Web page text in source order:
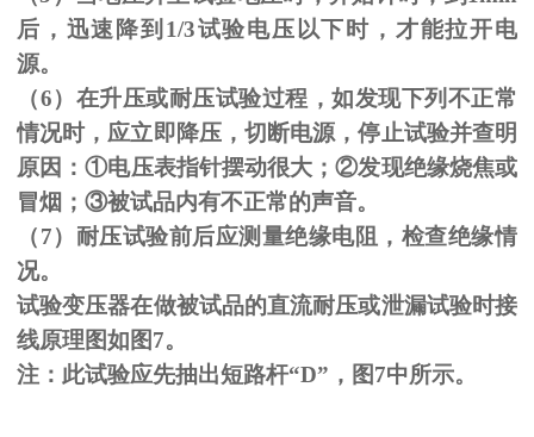
后，迅速降到 1/3试验电压以下时，才能拉开电
源。
（6）在升压或耐压试验过程，如发现下列不正常
情况时，应立即降压，切断电源，停止试验并查明
原因：①电压表指针摆动很大；②发现绝缘烧焦或
冒烟； ③被试品内有不正常的声音。
（7）耐压试验前后应测量绝缘电阻，检查绝缘情
况。
试验变压器在做被试品的直流耐压或泄漏试验时接
线原理图如图7。
注：此试验应先抽出短路杆“D”，图7中所示。